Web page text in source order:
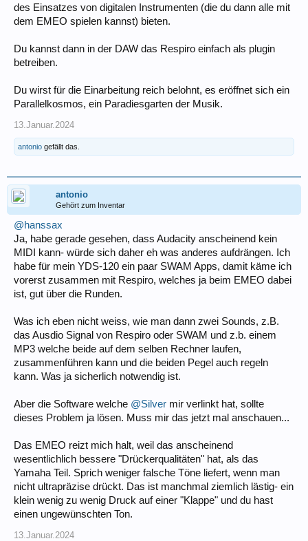
des Einsatzes von digitalen Instrumenten (die du dann alle mit
dem EMEO spielen kannst) bieten.
Du kannst dann in der DAW das Respiro einfach als plugin
betreiben.
Du wirst für die Einarbeitung reich belohnt, es eröffnet sich ein
Parallelkosmos, ein Paradiesgarten der Musik.
13.Januar.2024
antonio gefällt das.
antonio
Gehört zum Inventar
@hanssax
Ja, habe gerade gesehen, dass Audacity anscheinend kein
MIDI kann- würde sich daher eh was anderes aufdrängen. Ich
habe für mein YDS-120 ein paar SWAM Apps, damit käme ich
vorerst zusammen mit Respiro, welches ja beim EMEO dabei
ist, gut über die Runden.
Was ich eben nicht weiss, wie man dann zwei Sounds, z.B.
das Ausdio Signal von Respiro oder SWAM und z.b. einem
MP3 welche beide auf dem selben Rechner laufen,
zusammenführen kann und die beiden Pegel auch regeln
kann. Was ja sicherlich notwendig ist.
Aber die Software welche @Silver mir verlinkt hat, sollte
dieses Problem ja lösen. Muss mir das jetzt mal anschauen...
Das EMEO reizt mich halt, weil das anscheinend
wesentlichlich bessere "Drückerqualitäten" hat, als das
Yamaha Teil. Sprich weniger falsche Töne liefert, wenn man
nicht ultrapräzise drückt. Das ist manchmal ziemlich lästig- ein
klein wenig zu wenig Druck auf einer "Klappe" und du hast
einen ungewünschten Ton.
13.Januar.2024